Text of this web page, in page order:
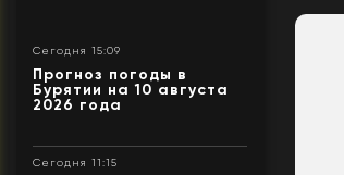
Сегодня 15:09
Прогноз погоды в
Бурятии на 10 августа
2026 года
Сегодня 11:15